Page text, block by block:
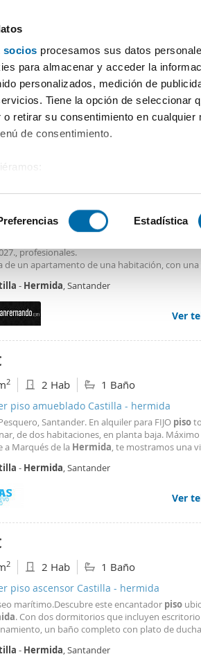
socios procesamos sus datos
para almacenar y acceder la
personalizados, medición de
Tiene la opción de seleccionar
retirar su consentimiento en
de consentimiento.
analizándolo activamente para buscar
cómo se procesan sus datos
de datos. Puede cambiar o retirar su
se usan para personalizar el
el tráfico. Además, compartimos
de redes sociales, publicidad y
Estadística
pisos Castilla Hermida Santander
piso amueblado terraza Castilla - hermida
profesionales.
de un apartamento de una habitación, con
caminando de la estación de autobús y tren de
servicios a pie de calle, autobuses, tiendas,
académica.
con el Departamento de SanFernando Grupo
- Hermida, Santander
Ver
2 2 Hab 1 Baño
piso amueblado Castilla - hermida
Santander. En alquiler para FIJO piso
de dos habitaciones, en planta baja.
a Marqués de la Hermida, te mostramos una
un mes de fianza
- Hermida, Santander
Ver
2 2 Hab 1 Baño
piso ascensor Castilla - hermida
marítimo.Descubre este encantador piso
. Con dos dormitorios que incluyen
un baño completo con plato de
amplio y dos butacas, para más comodidad,
- Hermida, Santander